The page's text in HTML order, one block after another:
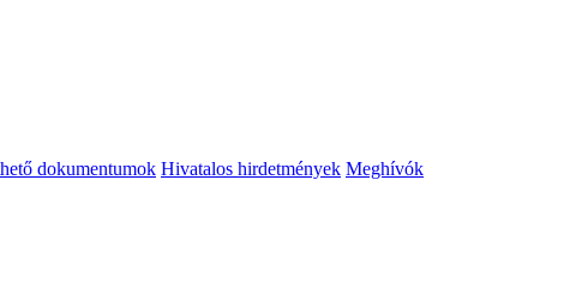
dokumentumok Hivatalos hirdetmények Meghívók